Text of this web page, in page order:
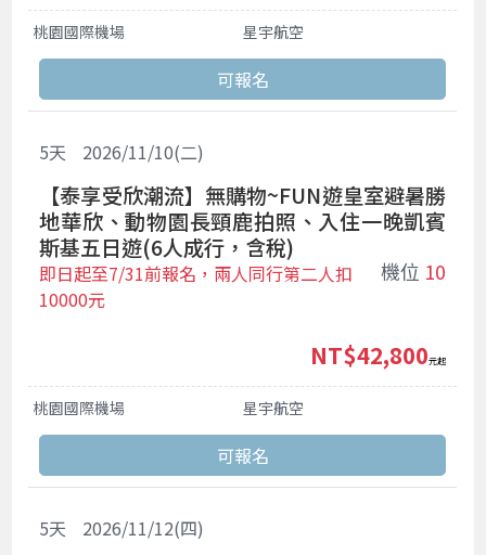
桃園國際機場 星宇航空
2026/11/10(二)
5天
【泰享受欣潮流】無購物~FUN遊皇室避暑勝
地華欣、動物園長頸鹿拍照、入住一晚凱賓
斯基五日遊(6人成行，含稅)
機位 10
即日起至7/31前報名，兩人同行第二人扣
10000元
桃園國際機場 星宇航空
NT$42,800 起
2026/11/12(四)
5天